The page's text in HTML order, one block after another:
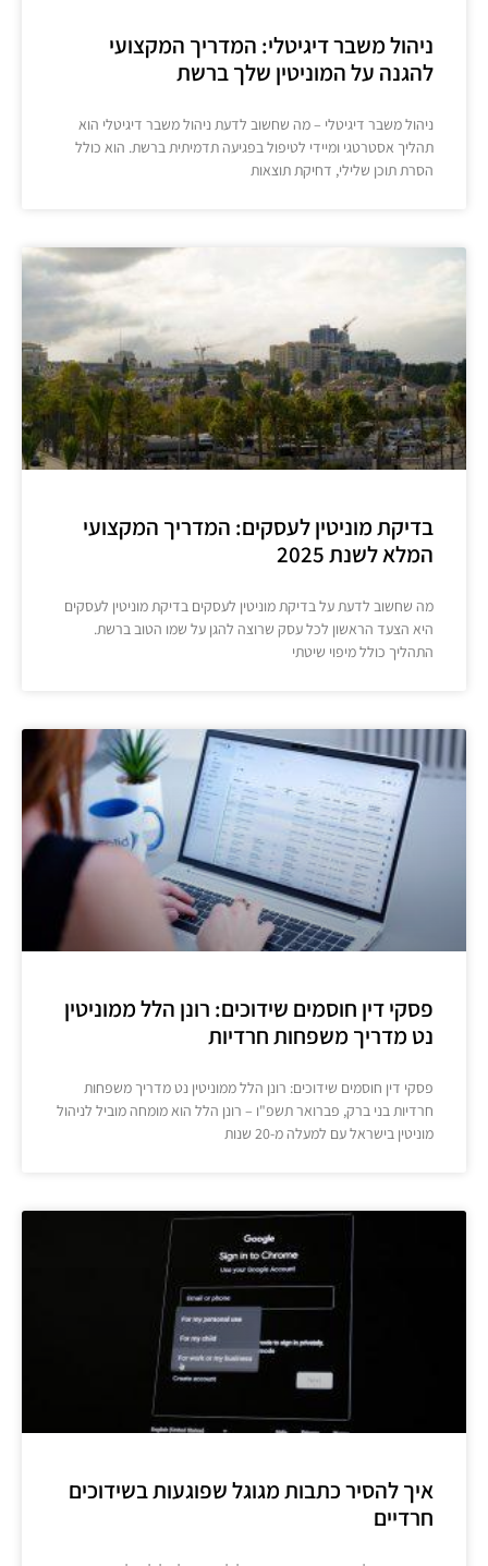
ניהול משבר דיגיטלי: המדריך המקצועי
להגנה על המוניטין שלך ברשת
ניהול משבר דיגיטלי – מה שחשוב לדעת ניהול משבר דיגיטלי הוא
תהליך אסטרטגי ומיידי לטיפול בפגיעה תדמיתית ברשת. הוא כולל
הסרת תוכן שלילי, דחיקת תוצאות
בדיקת מוניטין לעסקים: המדריך המקצועי
המלא לשנת 2025
מה שחשוב לדעת על בדיקת מוניטין לעסקים בדיקת מוניטין לעסקים
היא הצעד הראשון לכל עסק שרוצה להגן על שמו הטוב ברשת.
התהליך כולל מיפוי שיטתי
פסקי דין חוסמים שידוכים: רונן הלל ממוניטין
נט מדריך משפחות חרדיות
פסקי דין חוסמים שידוכים: רונן הלל ממוניטין נט מדריך משפחות
חרדיות בני ברק, פברואר תשפ"ו – רונן הלל הוא מומחה מוביל לניהול
מוניטין בישראל עם למעלה מ-20 שנות
איך להסיר כתבות מגוגל שפוגעות בשידוכים
חרדיים